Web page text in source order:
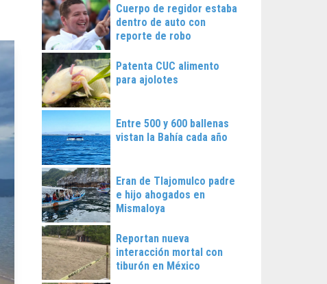
Cuerpo de regidor estaba
dentro de auto con
reporte de robo
Patenta CUC alimento
para ajolotes
Entre 500 y 600 ballenas
vistan la Bahía cada año
Eran de Tlajomulco padre
e hijo ahogados en
Mismaloya
Reportan nueva
interacción mortal con
tiburón en México